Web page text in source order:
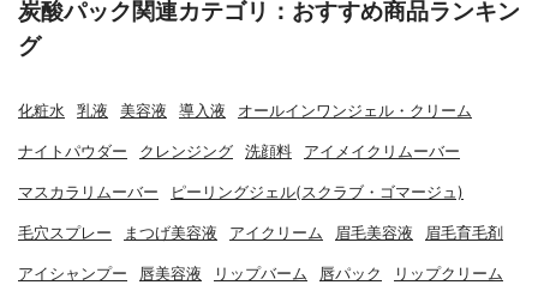
炭酸パック関連カテゴリ：おすすめ商品ランキン
グ
化粧水 乳液 美容液 導入液 オールインワンジェル・クリーム
ナイトパウダー クレンジング 洗顔料 アイメイクリムーバー
マスカラリムーバー ピーリングジェル(スクラブ・ゴマージュ)
毛穴スプレー まつげ美容液 アイクリーム 眉毛美容液 眉毛育毛剤
アイシャンプー 唇美容液 リップバーム 唇パック リップクリーム